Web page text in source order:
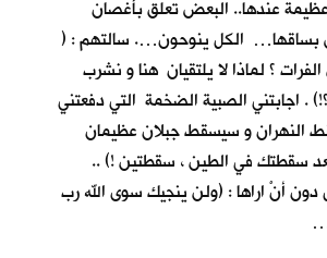
عندها.. البعض تعلق بأغصان
بساقها… الكل ينوحون…. سالتهم : (
؟ لماذا لا يلتقيان هنا و نشرب
. اجابتني الصبية الضخمة التي دفعتني
النهران و سيسقط جبلان عظيمان
سقطتك في الطين ، سقطتين !) ..
أنْ اراها : (ولن ينجيك سوى الله رب